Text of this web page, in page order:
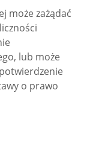
może zażądać
lub może
o prawo